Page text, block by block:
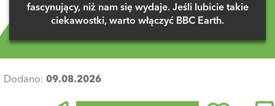
fascynujący, niż nam się wydaje. Jeśli lubicie takie
ciekawostki, warto włączyć BBC Earth.
Dodano: 09.08.2026